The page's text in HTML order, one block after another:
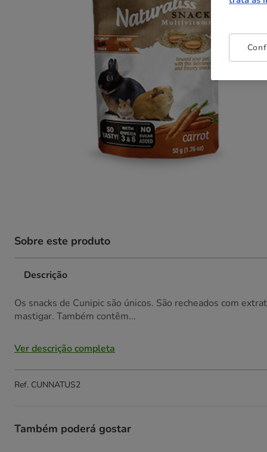
Sobre este produto
Descrição
Os snacks de Cunipic são únicos. São recheados com
mastigar. Também contêm...
Ver descrição completa
Ref. CUNNATUS2
Também poderá gostar